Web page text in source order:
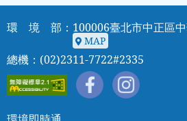
環 境 部：100006臺北市中正區中
MAP
MAP
總機：(02)2311-7722#2335